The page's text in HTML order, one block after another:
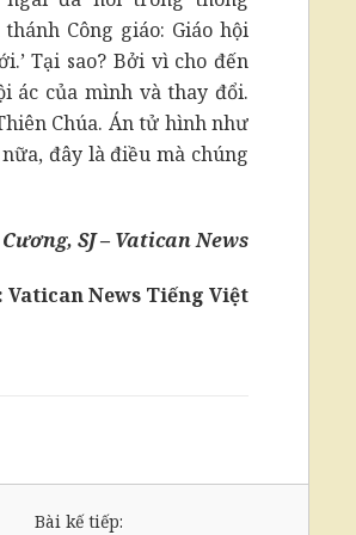
Công giáo: Giáo hội
Tại sao? Bởi vì cho đến
ác của mình và thay đổi.
Chúa. Án tử hình như
đây là điều mà chúng
SJ – Vatican News
Vatican News Tiếng Việt
Bài kế tiếp: